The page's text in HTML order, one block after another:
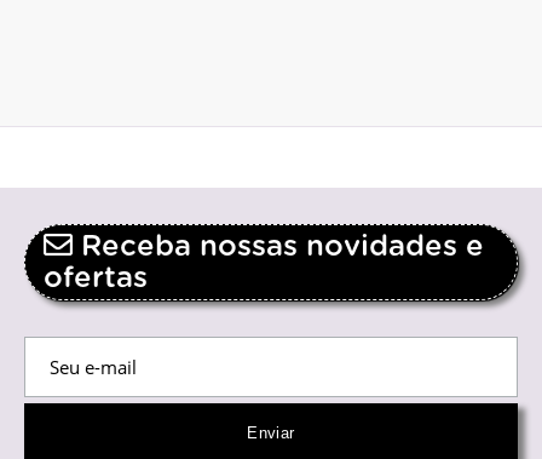
Receba nossas novidades e
ofertas